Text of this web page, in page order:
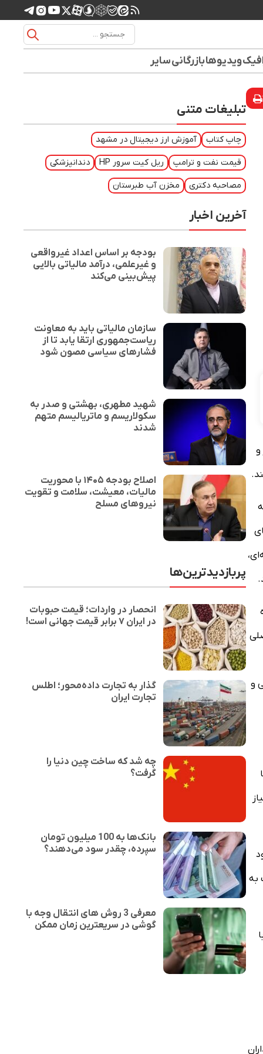
ویدیوهابازرگانیسایر
و
و
به
تبلیغات متنی
چاپ کتاب آموزش ارز دیجیتال در مشهد
قیمت نفت و ترامپ ریل کیت سرور HP دندانپزشکی
مصاحبه دکتری مخزن آب طبرستان
آخرین اخبار
بودجه بر اساس اعداد غیرواقعی
و غیرعلمی، درآمد مالیاتی بالایی
پیش‌بینی می‌کند
سازمان مالیاتی باید به معاونت
ریاست‌جمهوری ارتقا یابد تا از
فشارهای سیاسی مصون شود
شهید مطهری، بهشتی و صدر به
سکولاریسم و ماتریالیسم متهم
شدند
اصلاح بودجه ۱۴۰۵ با محوریت
مالیات، معیشت، سلامت و تقویت
نیروهای مسلح
پربازدیدترین‌ها
انحصار در واردات؛ قیمت حبوبات
در ایران ۷ برابر قیمت جهانی است!
گذار به تجارت داده‌محور؛ اطلس
تجارت ایران
چه شد که ساخت چین دنیا را
گرفت؟
بانک‌ها به 100 میلیون تومان
سپرده، چقدر سود می‌دهند؟
معرفی 3 روش های انتقال وجه با
گوشی در سریعترین زمان ممکن